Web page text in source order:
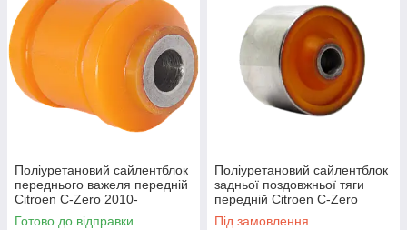
Поліуретановий сайлентблок
переднього важеля передній
Citroen C-Zero 2010-
Готово до відправки
Поліуретановий сайлентблок
задньої поздовжньої тяги
передній Citroen C-Zero
2010-
Під замовлення